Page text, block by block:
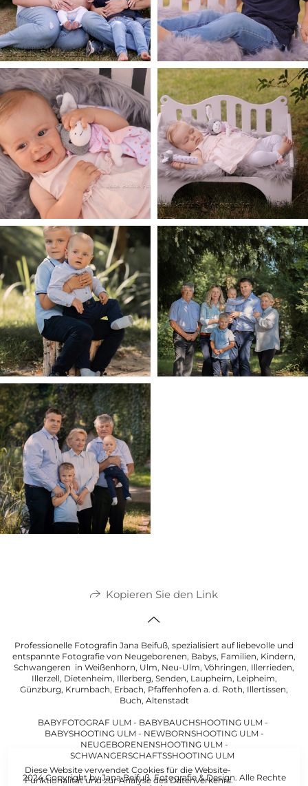
Kopieren Sie den Link
Professionelle Fotografin Jana Beifuß, spezialisiert auf liebevolle und
entspannte Fotografie von Neugeborenen, Babys, Familien, Kindern,
Schwangeren in Weißenhorn, Ulm, Neu-Ulm, Vöhringen, Illerrieden,
Illerzell, Dietenheim, Illerberg, Senden, Laupheim, Leipheim,
Günzburg, Krumbach, Erbach, Pfaffenhofen a. d. Roth, Illertissen,
Buch, Altenstadt
BABYFOTOGRAF ULM - BABYBAUCHSHOOTING ULM -
BABYSHOOTING ULM - NEWBORNSHOOTING ULM -
NEUGEBORENENSHOOTING ULM -
SCHWANGERSCHAFTSSHOOTING ULM
2024 Copyright by Jana Beifuß Fotografie & Design. Alle Rechte
Diese Website verwendet Cookies für die Website-
Funktionalität und zur Analyse des Datenverkehrs.